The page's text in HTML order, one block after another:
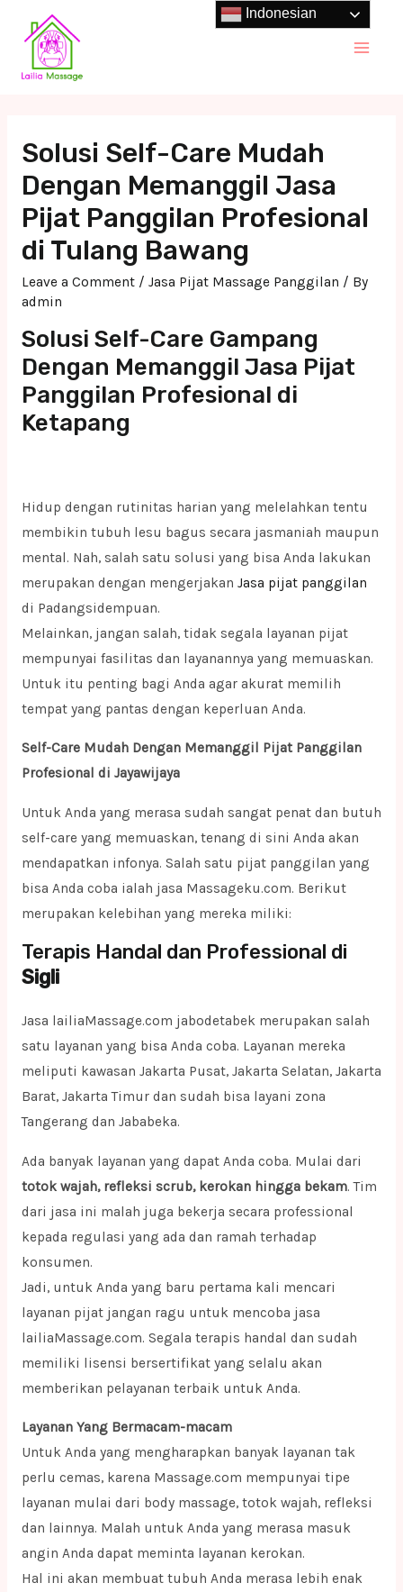
content
Solusi Self-Care Mudah
Dengan Memanggil Jasa
Pijat Panggilan Profesional
di Tulang Bawang
Leave a Comment / Jasa Pijat Massage Panggilan / By
admin
Solusi Self-Care Gampang
Dengan Memanggil Jasa Pijat
Panggilan Profesional di
Ketapang
Hidup dengan rutinitas harian yang melelahkan tentu
membikin tubuh lesu bagus secara jasmaniah maupun
mental. Nah, salah satu solusi yang bisa Anda lakukan
merupakan dengan mengerjakan Jasa pijat panggilan
di Padangsidempuan.
Melainkan, jangan salah, tidak segala layanan pijat
mempunyai fasilitas dan layanannya yang memuaskan.
Untuk itu penting bagi Anda agar akurat memilih
tempat yang pantas dengan keperluan Anda.
Self-Care Mudah Dengan Memanggil Pijat Panggilan
Profesional di Jayawijaya
Untuk Anda yang merasa sudah sangat penat dan butuh
self-care yang memuaskan, tenang di sini Anda akan
mendapatkan infonya. Salah satu pijat panggilan yang
bisa Anda coba ialah jasa Massageku.com. Berikut
merupakan kelebihan yang mereka miliki:
Terapis Handal dan Professional di
Sigli
Jasa lailiaMassage.com jabodetabek merupakan salah
satu layanan yang bisa Anda coba. Layanan mereka
meliputi kawasan Jakarta Pusat, Jakarta Selatan, Jakarta
Barat, Jakarta Timur dan sudah bisa layani zona
Tangerang dan Jababeka.
Ada banyak layanan yang dapat Anda coba. Mulai dari
totok wajah, refleksi scrub, kerokan hingga bekam. Tim
dari jasa ini malah juga bekerja secara professional
kepada regulasi yang ada dan ramah terhadap
konsumen.
Jadi, untuk Anda yang baru pertama kali mencari
layanan pijat jangan ragu untuk mencoba jasa
lailiaMassage.com. Segala terapis handal dan sudah
memiliki lisensi bersertifikat yang selalu akan
memberikan pelayanan terbaik untuk Anda.
Layanan Yang Bermacam-macam
Untuk Anda yang mengharapkan banyak layanan tak
perlu cemas, karena Massage.com mempunyai tipe
layanan mulai dari body massage, totok wajah, refleksi
dan lainnya. Malah untuk Anda yang merasa masuk
angin Anda dapat meminta layanan kerokan.
Hal ini akan membuat tubuh Anda merasa lebih enak
Indonesian